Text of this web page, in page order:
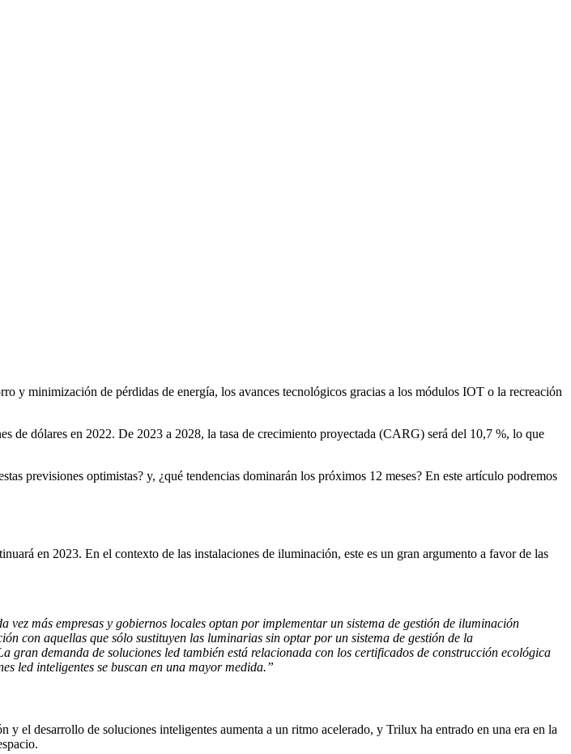
y minimización de pérdidas de energía, los avances tecnológicos gracias a los módulos IOT o la recreación
dólares en 2022. De 2023 a 2028, la tasa de crecimiento proyectada (CARG) será del 10,7 %, lo que
previsiones optimistas? y, ¿qué tendencias dominarán los próximos 12 meses? En este artículo podremos
en 2023. En el contexto de las instalaciones de iluminación, este es un gran argumento a favor de las
más empresas y gobiernos locales optan por implementar un sistema de gestión de iluminación
con aquellas que sólo sustituyen las luminarias sin optar por un sistema de gestión de la
gran demanda de soluciones led también está relacionada con los certificados de construcción ecológica
led inteligentes se buscan en una mayor medida.”
el desarrollo de soluciones inteligentes aumenta a un ritmo acelerado, y Trilux ha entrado en una era en la